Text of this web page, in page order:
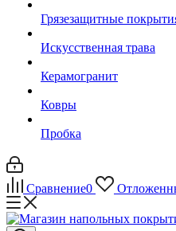
Грязезащитные
Искусственная трава
Керамогранит
Ковры
Пробка
Сравнение0